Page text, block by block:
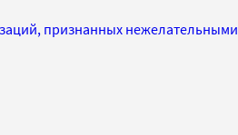
признанных нежелательными